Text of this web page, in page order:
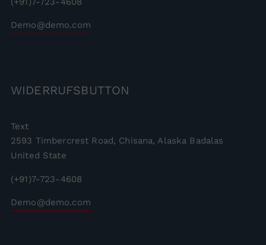
Demo@demo.com
WIDERRUFSBUTTON
Text
2593 Timbercrest Road, Chisana, Alaska Badalas
United State
(+91)7-723-4608
Demo@demo.com